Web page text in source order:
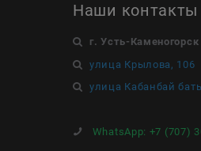
Наши контакты
г. Усть-Каменогорск
улица Крылова, 106
улица Кабанбай
WhatsApp: +7 (707)